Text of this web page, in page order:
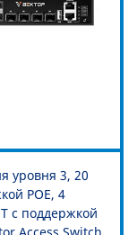
уровня 3, 20
POE, 4
с поддержкой
Access Switch